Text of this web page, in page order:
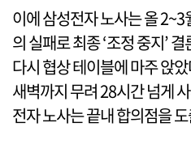
이에 삼성전자 노사는 올
의 실패로 최종 ‘조정 중지’
다시 협상 테이블에 마주 앉
새벽까지 무려 28시간 넘게
전자 노사는 끝내 합의점을